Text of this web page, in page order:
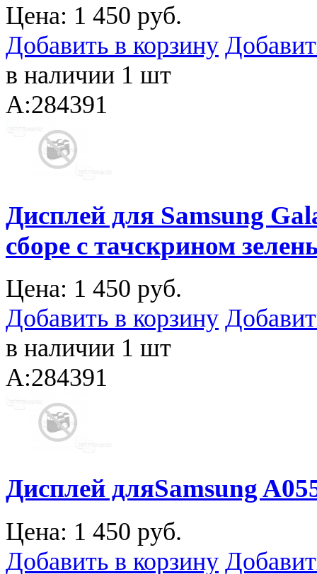
Цена: 1 450 руб.
Добавить в корзину
в наличии 1 шт
A:284391
Дисплей для Samsung
сборе с тачскрином
Цена: 1 450 руб.
Добавить в корзину
в наличии 1 шт
A:284391
Дисплей дляSamsung
Цена: 1 450 руб.
Добавить в корзину